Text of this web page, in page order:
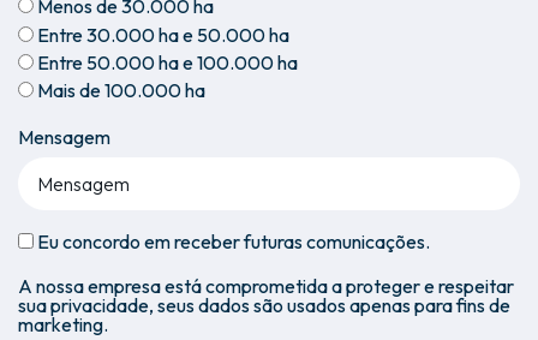
Menos de 30.000 ha
Entre 30.000 ha e 50.000 ha
Entre 50.000 ha e 100.000 ha
Mais de 100.000 ha
Mensagem
Eu concordo em receber futuras comunicações.
A nossa empresa está comprometida a proteger e respeitar
sua privacidade, seus dados são usados apenas para fins de
marketing.